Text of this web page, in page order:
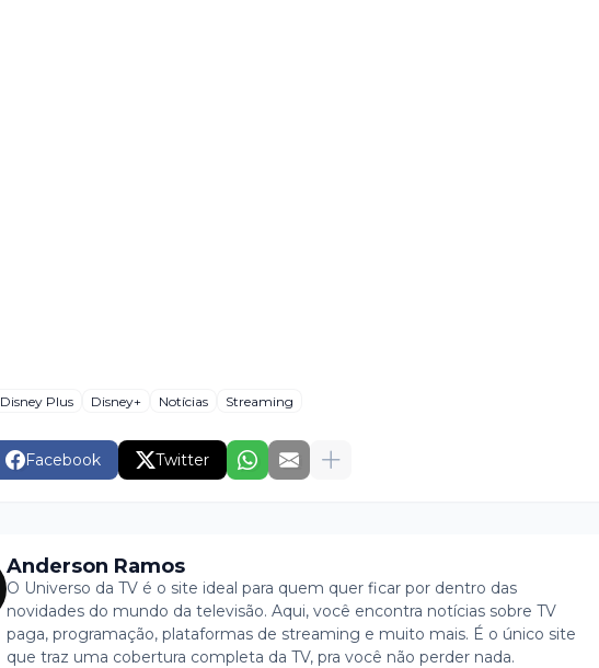
Disney Plus Disney+ Notícias Streaming
Facebook Twitter
Anderson Ramos
O Universo da TV é o site ideal para quem quer ficar por dentro das
novidades do mundo da televisão. Aqui, você encontra notícias sobre TV
paga, programação, plataformas de streaming e muito mais. É o único site
que traz uma cobertura completa da TV, pra você não perder nada.